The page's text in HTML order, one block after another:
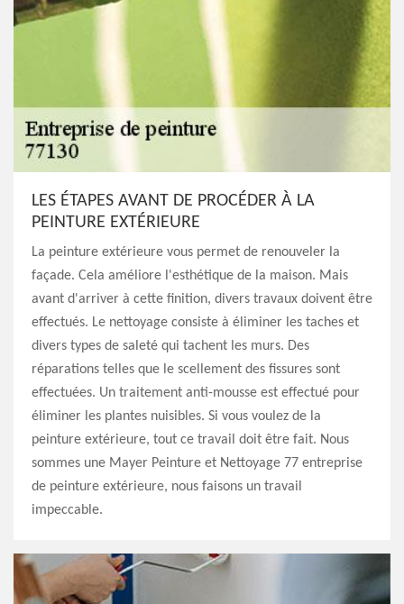
LES ÉTAPES AVANT DE PROCÉDER À LA
PEINTURE EXTÉRIEURE
La peinture extérieure vous permet de renouveler la
façade. Cela améliore l'esthétique de la maison. Mais
avant d'arriver à cette finition, divers travaux doivent être
effectués. Le nettoyage consiste à éliminer les taches et
divers types de saleté qui tachent les murs. Des
réparations telles que le scellement des fissures sont
effectuées. Un traitement anti-mousse est effectué pour
éliminer les plantes nuisibles. Si vous voulez de la
peinture extérieure, tout ce travail doit être fait. Nous
sommes une Mayer Peinture et Nettoyage 77 entreprise
de peinture extérieure, nous faisons un travail
impeccable.